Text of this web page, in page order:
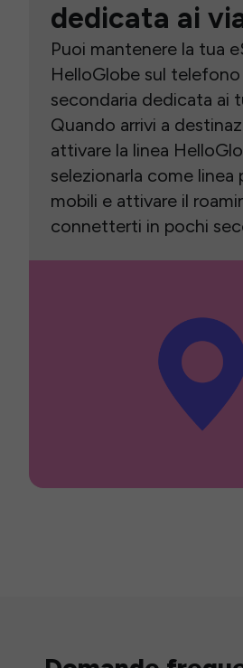
dedicata ai
Puoi mantenere la tua
HelloGlobe sul
secondaria dedicata ai
Quando arrivi a
attivare la linea
selezionarla come linea
mobili e attivare il
connetterti in pochi